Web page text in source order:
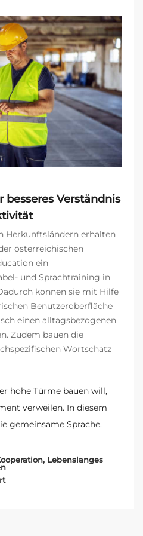
besseres Verständnis
Herkunftsländern erhalten
österreichischen
ein
und Sprachtraining in
können sie mit Hilfe
Benutzeroberfläche
einen alltagsbezogenen
Zudem bauen die
Wortschatz
hohe Türme bauen will,
verweilen. In diesem
gemeinsame Sprache.
, Lebenslanges
für Partnerschaft mit der